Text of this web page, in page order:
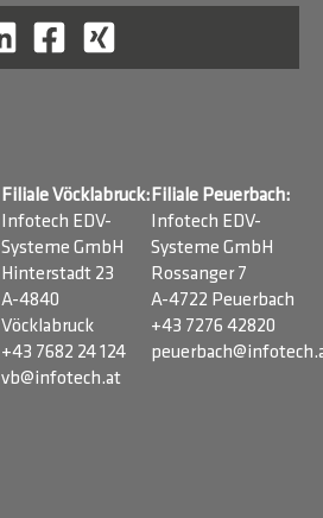
Filiale Vöcklabruck:
Infotech EDV-
Systeme GmbH
Hinterstadt 23
A-4840
Vöcklabruck
+43 7682 24 124
vb@infotech.at
Filiale Peuerbach:
Infotech EDV-
Systeme GmbH
Rossanger 7
A-4722 Peuerbach
+43 7276 42820